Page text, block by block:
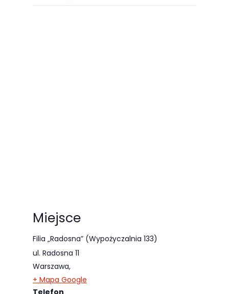
Miejsce
Filia „Radosna” (Wypożyczalnia 133)
ul. Radosna 11
Warszawa,
+ Mapa Google
Telefon